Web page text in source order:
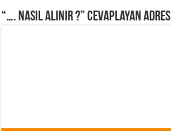
“…. Nasıl Alınır ?” cevaplayan adres